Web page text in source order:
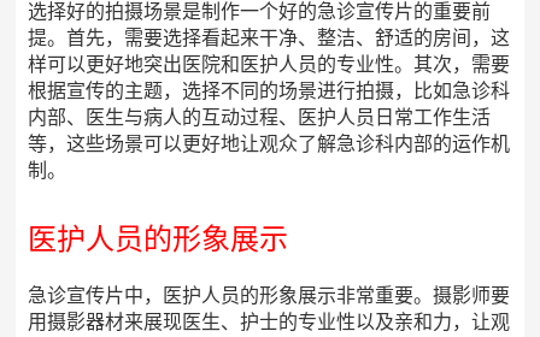
选择好的拍摄场景是制作一个好的急诊宣传片的重要前
提。首先，需要选择看起来干净、整洁、舒适的房间，这
样可以更好地突出医院和医护人员的专业性。其次，需要
根据宣传的主题，选择不同的场景进行拍摄，比如急诊科
内部、医生与病人的互动过程、医护人员日常工作生活
等，这些场景可以更好地让观众了解急诊科内部的运作机
制。
医护人员的形象展示
急诊宣传片中，医护人员的形象展示非常重要。摄影师要
用摄影器材来展现医生、护士的专业性以及亲和力，让观